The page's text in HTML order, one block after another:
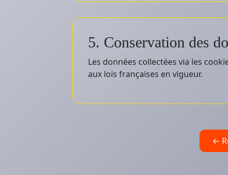
5. Conservation des
Les données collectées via les
aux lois françaises en vigueur.
←